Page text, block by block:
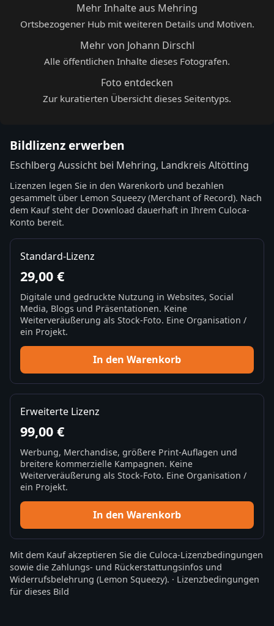
Mehr Inhalte aus Mehring
Ortsbezogener Hub mit weiteren Details und Motiven.
Mehr von Johann Dirschl
Alle öffentlichen Inhalte dieses Fotografen.
Foto entdecken
Zur kuratierten Übersicht dieses Seitentyps.
Bildlizenz erwerben
Eschlberg Aussicht bei Mehring, Landkreis Altötting
Lizenzen legen Sie in den Warenkorb und bezahlen
gesammelt über Lemon Squeezy (Merchant of Record). Nach
dem Kauf steht der Download dauerhaft in Ihrem Culoca-
Konto bereit.
Standard-Lizenz
29,00 €
Digitale und gedruckte Nutzung in Websites, Social
Media, Blogs und Präsentationen. Keine
Weiterveräußerung als Stock-Foto. Eine Organisation /
ein Projekt.
In den Warenkorb
Erweiterte Lizenz
99,00 €
Werbung, Merchandise, größere Print-Auflagen und
breitere kommerzielle Kampagnen. Keine
Weiterveräußerung als Stock-Foto. Eine Organisation /
ein Projekt.
In den Warenkorb
Mit dem Kauf akzeptieren Sie die Culoca-Lizenzbedingungen
sowie die Zahlungs- und Rückerstattungsinfos und
Widerrufsbelehrung (Lemon Squeezy). · Lizenzbedingungen
für dieses Bild